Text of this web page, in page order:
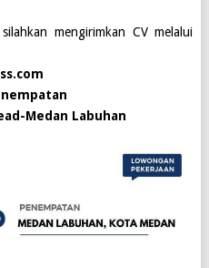
mengirimkan CV melalui
Medan Labuhan